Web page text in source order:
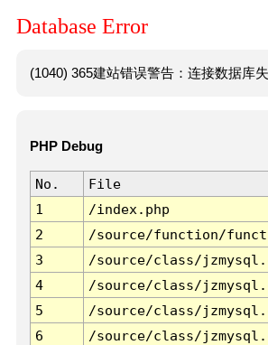
Database Error
(1040) 365建站错误警告：连接数据库
PHP Debug
No. File
1
/index.php
2
/source/function/
3
/source/class/
4
/source/class/
5
/source/class/
6
/source/class/